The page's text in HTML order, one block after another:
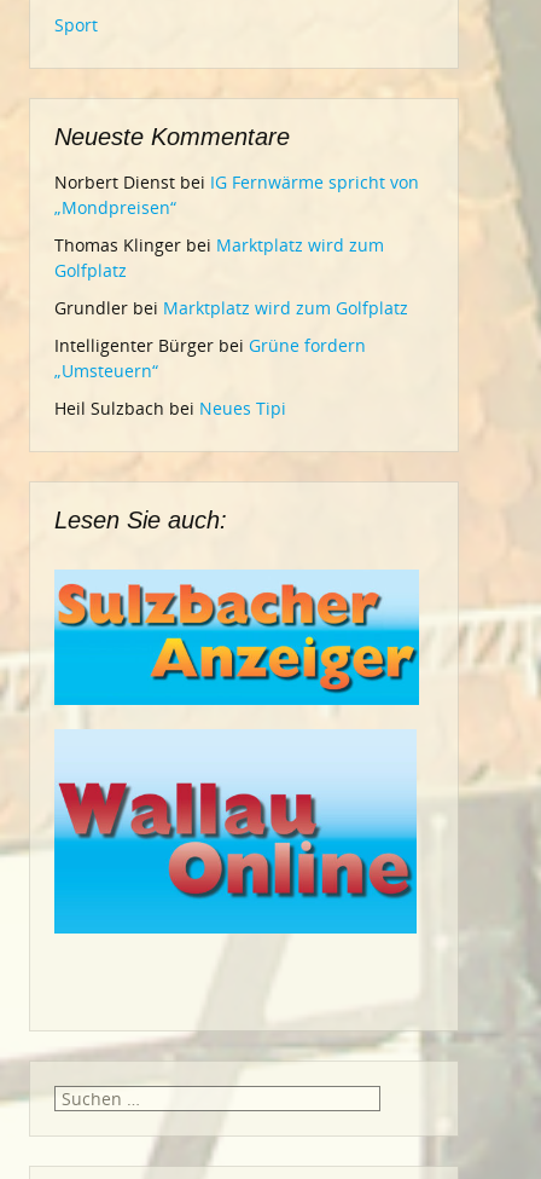
Sport
Neueste Kommentare
Norbert Dienst bei IG Fernwärme spricht von
„Mondpreisen“
Thomas Klinger bei Marktplatz wird zum
Golfplatz
Grundler bei Marktplatz wird zum Golfplatz
Intelligenter Bürger bei Grüne fordern
„Umsteuern“
Heil Sulzbach bei Neues Tipi
Lesen Sie auch:
Suche